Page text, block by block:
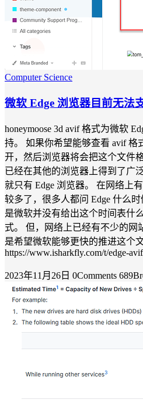
Computer Science
微软 Edge 浏览器目前无法
honeymoose 3d avif 格式为微软
持。 如果你希望能够查看 avif 格
开，然后浏览器将会把这个文
已经在其他的浏览器上得到了广
就只有 Edge 浏览器。 在网络上
较多了，很多人都问 Edge 什么
是微软并没有给出这个时间表什
式。 但，网络上已经有不少的网
是希望微软能够更快的推进这个
https://www.isharkfly.com/t/edge-
2023年11月26日 0Comments